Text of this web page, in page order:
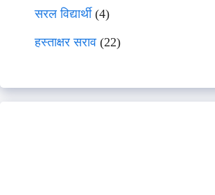
सरल विद्यार्थी(4)
हस्ताक्षर सराव (22)